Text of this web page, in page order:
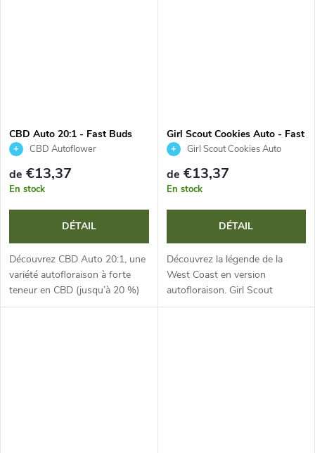
CBD Auto 20:1 - Fast Buds
CBD Autoflower
de €13,37
En stock
DÉTAIL
Découvrez CBD Auto 20:1, une
variété autofloraison à forte
teneur en CBD (jusqu’à 20 %)
et au ratio 20:1. Cette plante
Girl Scout Cookies Auto - Fast
BudsGirl Scout Cookies Auto
de €13,37
En stock
DÉTAIL
Découvrez la légende de la
West Coast en version
autofloraison. Girl Scout
Cookies Auto offre des